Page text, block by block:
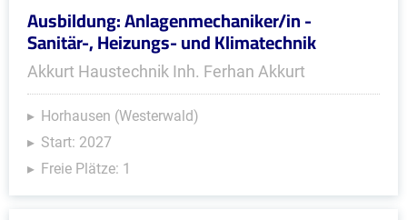
Ausbildung: Anlagenmechaniker/in -
Sanitär-, Heizungs- und Klimatechnik
Akkurt Haustechnik Inh. Ferhan Akkurt
Horhausen (Westerwald)
Start: 2027
Freie Plätze: 1